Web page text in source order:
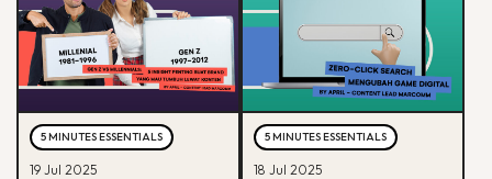
5 MINUTES ESSENTIALS
19 Jul 2025
5 MINUTES ESSENTIALS
18 Jul 2025